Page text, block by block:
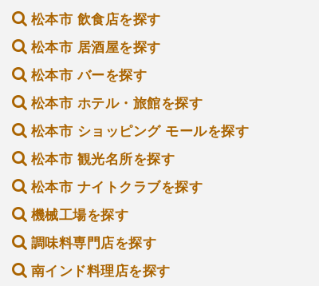
松本市 飲食店を探す
松本市 居酒屋を探す
松本市 バーを探す
松本市 ホテル・旅館を探す
松本市 ショッピング モールを探す
松本市 観光名所を探す
松本市 ナイトクラブを探す
機械工場を探す
調味料専門店を探す
南インド料理店を探す